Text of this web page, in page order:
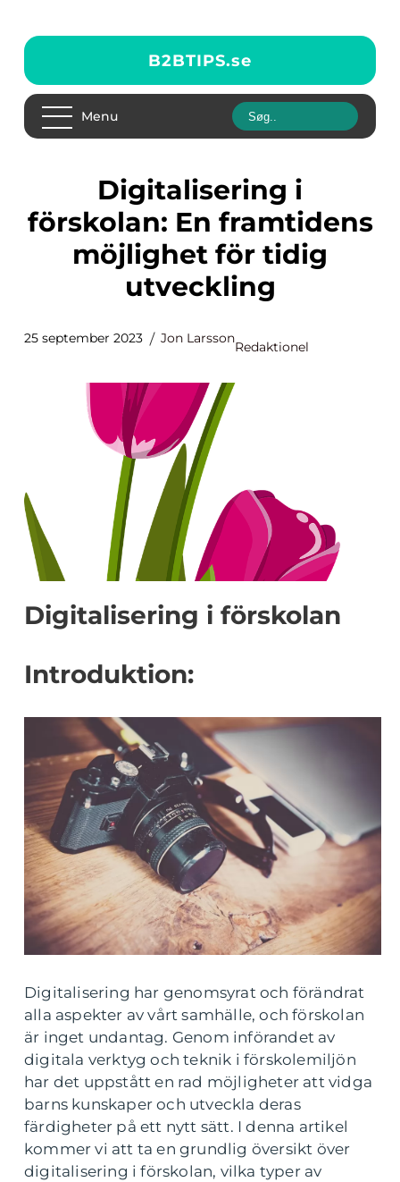
B2BTIPS.se
Menu
Digitalisering i
förskolan: En framtidens
möjlighet för tidig
utveckling
25 september 2023 Jon Larsson
Redaktionel
Digitalisering i förskolan
Introduktion:
Digitalisering har genomsyrat och förändrat
alla aspekter av vårt samhälle, och förskolan
är inget undantag. Genom införandet av
digitala verktyg och teknik i förskolemiljön
har det uppstått en rad möjligheter att vidga
barns kunskaper och utveckla deras
färdigheter på ett nytt sätt. I denna artikel
kommer vi att ta en grundlig översikt över
digitalisering i förskolan, vilka typer av